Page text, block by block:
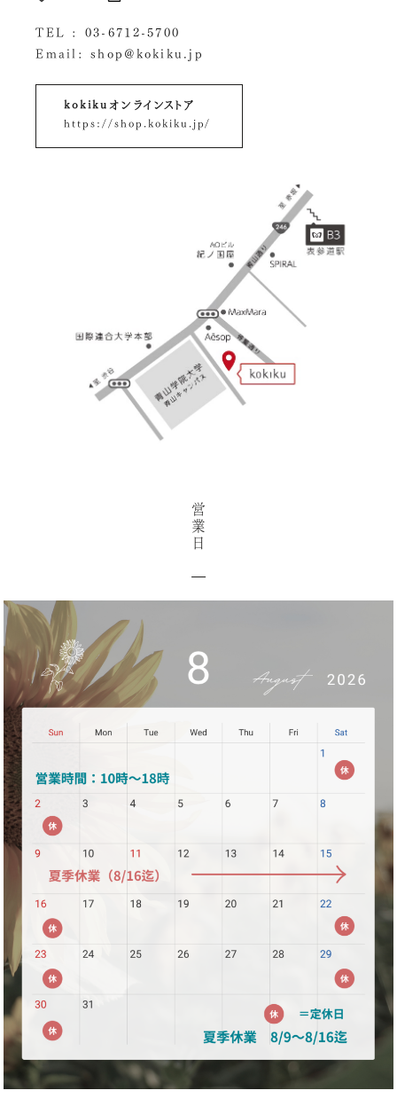
TEL : 03-6712-5700
Email:shop@kokiku.jp
kokikuオンラインストア
https://shop.kokiku.jp/
営
業
日